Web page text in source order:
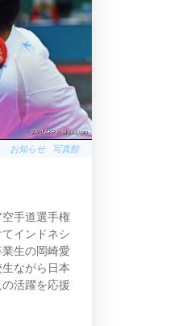
お知らせ 写真館
空手道選手権
インドネシ
生の岡崎愛
ながら日本
活躍を応援